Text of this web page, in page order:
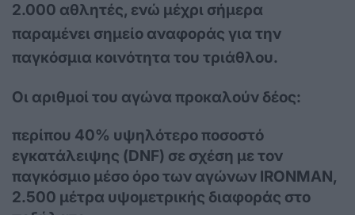
2.000 αθλητές, ενώ μέχρι σήμερα
παραμένει σημείο αναφοράς για την
παγκόσμια κοινότητα του τριάθλου.
Οι αριθμοί του αγώνα προκαλούν δέος:
περίπου 40% υψηλότερο ποσοστό
εγκατάλειψης (DNF) σε σχέση με τον
παγκόσμιο μέσο όρο των αγώνων IRONMAN,
2.500 μέτρα υψομετρικής διαφοράς στο